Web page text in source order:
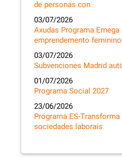
de personas con…
03/07/2026
Axudas Programa
emprendemento feminino
03/07/2026
Subvenciones Madrid
01/07/2026
Programa Social 2027
23/06/2026
Programa ES-
sociedades laborais